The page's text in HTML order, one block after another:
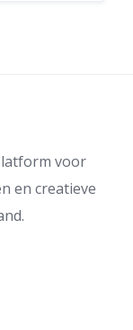
voor
en creatieve